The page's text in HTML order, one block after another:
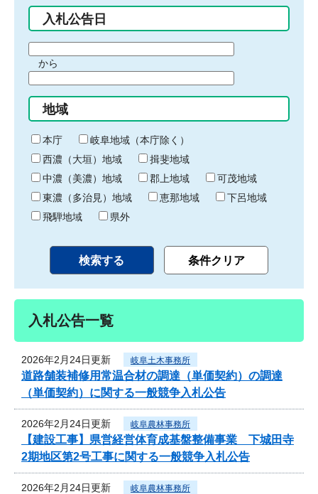
入札公告日
間
始
り
から
間
終
わ
り
地域
本庁
岐阜地域（本庁除く）
西濃（大垣）地域
揖斐地域
中濃（美濃）地域
郡上地域
可茂地域
東濃（多治見）地域
恵那地域
下呂地域
飛騨地域
県外
入札公告一覧
2026年2月24日更新 岐阜土木事務所
道路舗装補修用常温合材の調達（単価契約）の調達
（単価契約）に関する一般競争入札公告
2026年2月24日更新 岐阜農林事務所
【建設工事】県営経営体育成基盤整備事業 下城田寺
2期地区第2号工事に関する一般競争入札公告
2026年2月24日更新 岐阜農林事務所